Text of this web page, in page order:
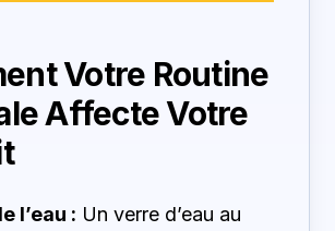
Votre Routine
Affecte Votre
l’eau : Un verre d’eau au